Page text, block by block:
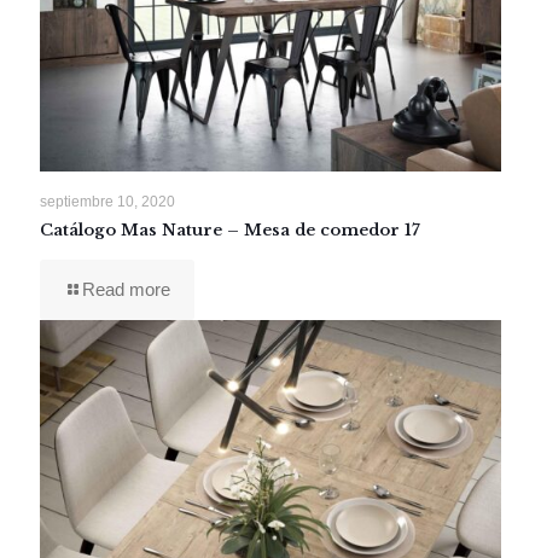
septiembre 10, 2020
Catálogo Mas Nature – Mesa de comedor 17
Read more